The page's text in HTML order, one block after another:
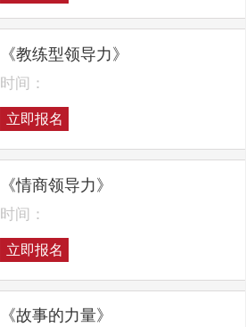
《教练型领导力》
时间：
立即报名
《情商领导力》
时间：
立即报名
《故事的力量》